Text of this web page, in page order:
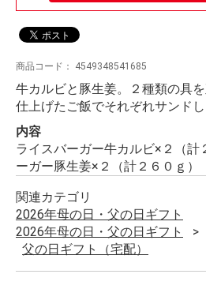
商品コード： 4549348541685
牛カルビと豚生姜。２種類の具
仕上げたご飯でそれぞれサンドし
内容
ライスバーガー牛カルビ×２（計
ーガー豚生姜×２（計２６０ｇ）
関連カテゴリ
2026年母の日・父の日ギフト
2026年母の日・父の日ギフト
父の日ギフト（宅配）